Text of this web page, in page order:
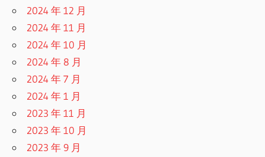
2024 年 12 月
2024 年 11 月
2024 年 10 月
2024 年 8 月
2024 年 7 月
2024 年 1 月
2023 年 11 月
2023 年 10 月
2023 年 9 月